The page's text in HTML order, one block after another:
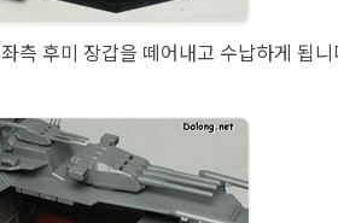
측 후미 장갑을 떼어내고 수납하게 됩니